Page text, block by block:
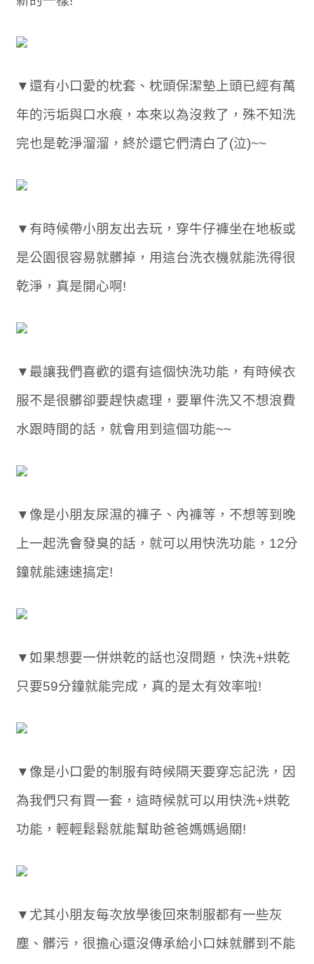
▼還有小口愛的枕套、枕頭保潔墊上頭已經有萬
年的污垢與口水痕，本來以為沒救了，殊不知洗
完也是乾淨溜溜，終於還它們清白了(泣)~~
▼有時候帶小朋友出去玩，穿牛仔褲坐在地板或
是公園很容易就髒掉，用這台洗衣機就能洗得很
乾淨，真是開心啊!
▼最讓我們喜歡的還有這個快洗功能，有時候衣
服不是很髒卻要趕快處理，要單件洗又不想浪費
水跟時間的話，就會用到這個功能~~
▼像是小朋友尿濕的褲子、內褲等，不想等到晚
上一起洗會發臭的話，就可以用快洗功能，12分
鐘就能速速搞定!
▼如果想要一併烘乾的話也沒問題，快洗+烘乾
只要59分鐘就能完成，真的是太有效率啦!
▼像是小口愛的制服有時候隔天要穿忘記洗，因
為我們只有買一套，這時候就可以用快洗+烘乾
功能，輕輕鬆鬆就能幫助爸爸媽媽過關!
▼尤其小朋友每次放學後回來制服都有一些灰
塵、髒污，很擔心還沒傳承給小口妹就髒到不能